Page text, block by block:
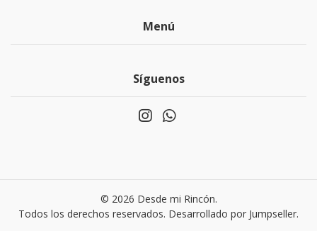
Menú
Síguenos
© 2026 Desde mi Rincón.
Todos los derechos reservados. Desarrollado por Jumpseller.